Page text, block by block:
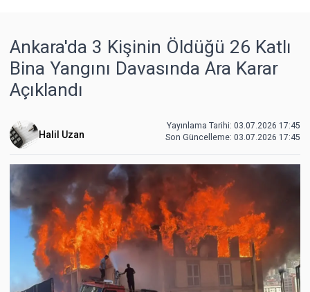
Ankara'da 3 Kişinin Öldüğü 26 Katlı
Bina Yangını Davasında Ara Karar
Açıklandı
Halil Uzan
Yayınlama Tarihi: 03.07.2026 17:45
Son Güncelleme: 03.07.2026 17:45